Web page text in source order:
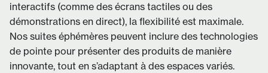
interactifs (comme des écrans tactiles ou des
démonstrations en direct), la flexibilité est maximale.
Nos suites éphémères peuvent inclure des technologies
de pointe pour présenter des produits de manière
innovante, tout en s’adaptant à des espaces variés.